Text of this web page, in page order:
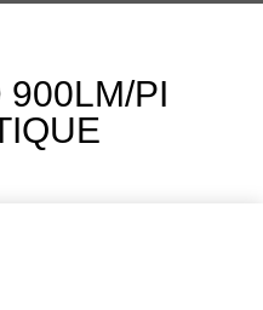
900LM/PI